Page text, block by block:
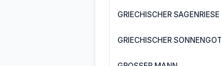
GRIECHISCHER SAGENRIESE
GRIECHISCHER